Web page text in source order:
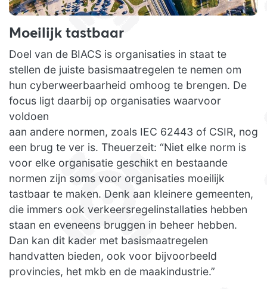
Moeilijk tastbaar
Doel van de BIACS is organisaties in staat te
stellen de juiste basismaatregelen te nemen om
hun cyberweerbaarheid omhoog te brengen. De
focus ligt daarbij op organisaties waarvoor
voldoen
aan andere normen, zoals IEC 62443 of CSIR, nog
een brug te ver is. Theuerzeit: “Niet elke norm is
voor elke organisatie geschikt en bestaande
normen zijn soms voor organisaties moeilijk
tastbaar te maken. Denk aan kleinere gemeenten,
die immers ook verkeersregelinstallaties hebben
staan en eveneens bruggen in beheer hebben.
Dan kan dit kader met basismaatregelen
handvatten bieden, ook voor bijvoorbeeld
provincies, het mkb en de maakindustrie.”